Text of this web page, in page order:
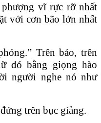
vĩ rực rỡ nhất
với cơn bão lớn nhất
Trên báo, trên
đó bằng giọng hào
người nghe nó như
trên bục giảng.